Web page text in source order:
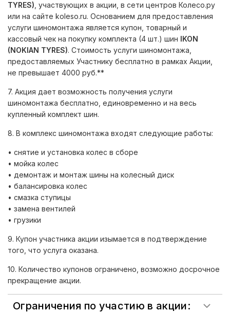
TYRES) , участвующих в акции, в сети центров Колесо.ру
или на сайте koleso.ru. Основанием для предоставления
услуги шиномонтажа является купон, товарный и
кассовый чек на покупку комплекта (4 шт.) шин IKON
(NOKIAN TYRES). Стоимость услуги шиномонтажа,
предоставляемых Участнику бесплатно в рамках Акции,
не превышает 4000 руб.**
7. Акция дает возможность получения услуги
шиномонтажа бесплатно, единовременно и на весь
купленный комплект шин.
8. В комплекс шиномонтажа входят следующие работы:
• снятие и установка колес в сборе
• мойка колес
• демонтаж и монтаж шины на колесный диск
• балансировка колес
• смазка ступицы
• замена вентилей
• грузики
9. Купон участника акции изымается в подтверждение
того, что услуга оказана.
10. Количество купонов ограничено, возможно досрочное
прекращение акции.
Ограничения по участию в акции: